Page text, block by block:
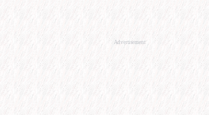
Advertisement